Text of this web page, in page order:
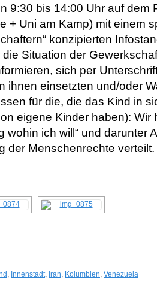
9:30 bis 14:00 Uhr auf dem
+ Uni am Kamp) mit einem
konzipierten
Situation der
sich per
ihnen einsetzten und/oder
für die, die das Kind in
eigene Kinder haben): Wir
wohin ich will“ und darunter
der Menschenrechte verteilt.
Innenstadt Iran Kolumbien Venezuela